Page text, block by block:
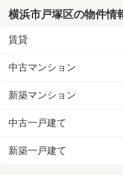
横浜市戸塚区の物件情
賃貸
中古マンション
新築マンション
中古一戸建て
新築一戸建て